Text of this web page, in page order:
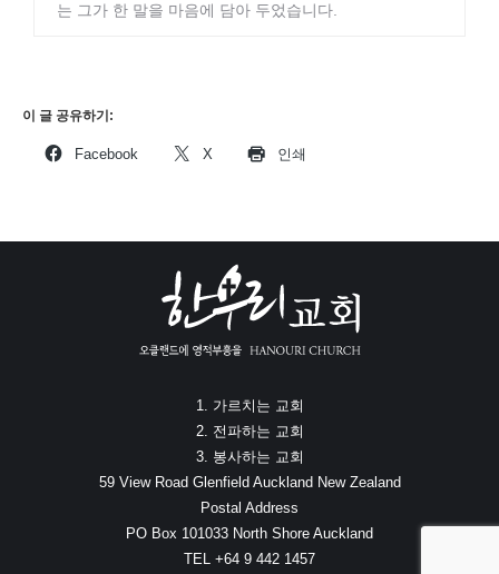
는 그가 한 말을 마음에 담아 두었습니다.
이 글 공유하기:
Facebook X 인쇄
1. 가르치는 교회
2. 전파하는 교회
3. 봉사하는 교회
59 View Road Glenfield Auckland New Zealand
Postal Address
PO Box 101033 North Shore Auckland
TEL +64 9 442 1457